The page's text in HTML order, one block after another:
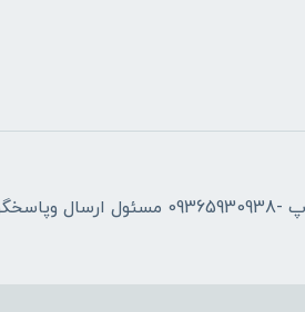
فقط از طریق پیام از روبیکا -ایتا- واتساپ -09365930938